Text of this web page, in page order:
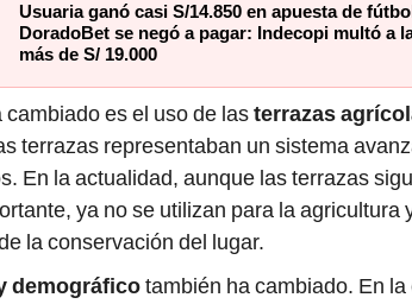
Usuaria ganó casi S/14.850 en apuesta de
DoradoBet se negó a pagar: Indecopi multó a
más de S/ 19.000
es el uso de lasterrazas
terrazas representaban un sistema
En la actualidad, aunque las terrazas
ya no se utilizan para la agricultura
la conservación del lugar.
demográficotambién ha cambiado. En